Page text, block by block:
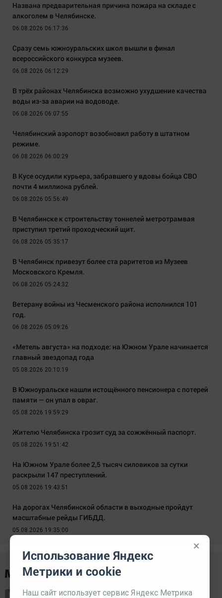
Названа предварительная причина пожара на складе с
алкоголем в Челябинске.
06.08.2026 06:17:36
Сразу семь южноуральских школ вышли в финал
всероссийского конкурса музеев.
06.08.2026 06:12:29
В трёх районах Челябинска возможно ухудшение качества
воды из-за аварии на водоводе.
06.08.2026 06:07:55
Челябинский аэропорт возобновил работу в штатном
режиме.
06.08.2026 06:00:29
В Кусе осудили курьера, забравшего у вдовы бойца СВО
почти 4 миллиона рублей.
06.08.2026 05:56:49
В Челябинске к строительству тоннелей метротрамвая
приступил третий проходческий щит.
06.08.2026 05:35:17
В Челябинск привезут более ста раритетов из Музеев
Московского Кремля.
06.08.2026 05:24:32
Ветерану войны из Чесменского района исполнился 101
год.
06.08.2026 05:09:26
«Метель августа» на подходе: на Южном Урале начинается
главный звездопад года
05.08.2026 20:10:19
В Южноуральске нашли истощённого пенсионера с потерей
памяти — он упал в овраг.
05.08.2026 19:59:29
Жителю Челябинска грозит суд за сожжённый паспорт.
05.08.2026 19:51:42
На Южном Урале более 2,5 тысяч силовиков за сутки
раскрыли 147 преступлений.
05.08.2026 19:43:51
На дорогах Челябинской области в выходные пройдут
масштабные рейды ГИБДД.
05.08.2026 19:35:00
×
Использование Яндекс
Метрики и cookie
Наш сайт использует сервис Яндекс Метрика